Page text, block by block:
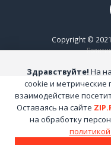
Copyright ©
Здравствуйте! На
cookie и
взаимодействие
Оставаясь на сайте
на обработку